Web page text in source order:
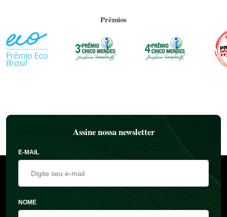
Prêmios
Assine nossa newsletter
E-MAIL
NOME